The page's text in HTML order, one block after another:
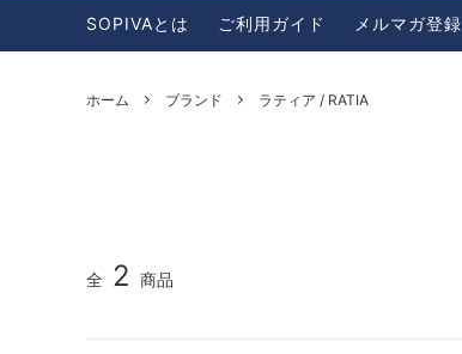
SOPIVAとは ご利用ガイド メルマガ登録
ホーム ブランド ラティア / RATIA
全 2 商品